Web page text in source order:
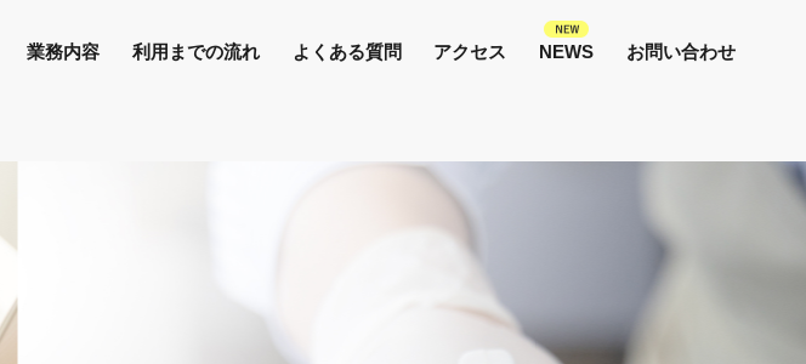
業務内容 利用までの流れ よくある質問 アクセス NEWS お問い合わせ